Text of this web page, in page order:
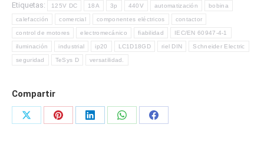
ELECRIC
cantidad
Etiquetas:
125V DC 18A 3p 440V automatización bobina
calefacción comercial componentes eléctricos contactor
control de motores electromecánico fiabilidad IEC/EN 60947-4-1
iluminación industrial ip20 LC1D18GD riel DIN Schneider Electric
seguridad TeSys D versatilidad.
Compartir
Share
Share
Share
Share
Share